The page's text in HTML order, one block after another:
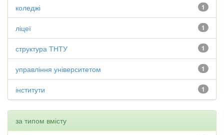
1
коледжі
1
ліцеї
1
структура ТНТУ
1
управління університетом
1
інститути
за типом вмісту